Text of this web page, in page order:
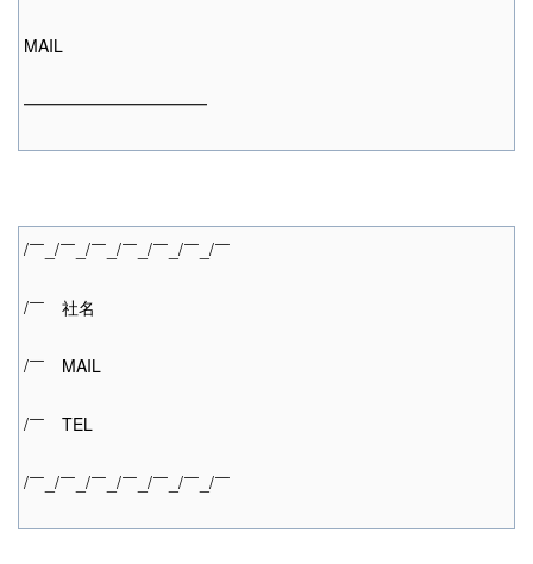
MAIL
━━━━━━━━━━━
/￣_/￣_/￣_/￣_/￣_/￣_/￣
/￣ 社名
/￣ MAIL
/￣ TEL
/￣_/￣_/￣_/￣_/￣_/￣_/￣